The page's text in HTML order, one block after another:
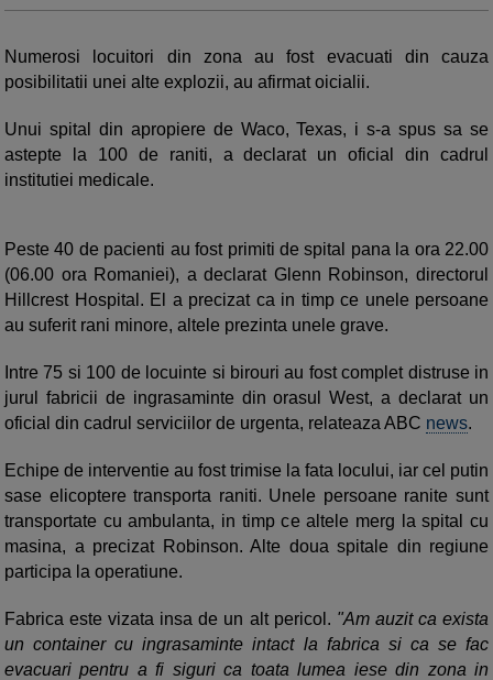
Numerosi locuitori din zona au fost evacuati din cauza
posibilitatii unei alte explozii, au afirmat oicialii.
Unui spital din apropiere de Waco, Texas, i s-a spus sa se
astepte la 100 de raniti, a declarat un oficial din cadrul
institutiei medicale.
Peste 40 de pacienti au fost primiti de spital pana la ora 22.00
(06.00 ora Romaniei), a declarat Glenn Robinson, directorul
Hillcrest Hospital. El a precizat ca in timp ce unele persoane
au suferit rani minore, altele prezinta unele grave.
Intre 75 si 100 de locuinte si birouri au fost complet distruse in
jurul fabricii de ingrasaminte din orasul West, a declarat un
oficial din cadrul serviciilor de urgenta, relateaza ABC news.
Echipe de interventie au fost trimise la fata locului, iar cel putin
sase elicoptere transporta raniti. Unele persoane ranite sunt
transportate cu ambulanta, in timp ce altele merg la spital cu
masina, a precizat Robinson. Alte doua spitale din regiune
participa la operatiune.
Fabrica este vizata insa de un alt pericol. "Am auzit ca exista
un container cu ingrasaminte intact la fabrica si ca se fac
evacuari pentru a fi siguri ca toata lumea iese din zona in